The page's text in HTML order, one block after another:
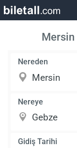
Mersin
Nereden
Nereye
Gidiş Tarihi